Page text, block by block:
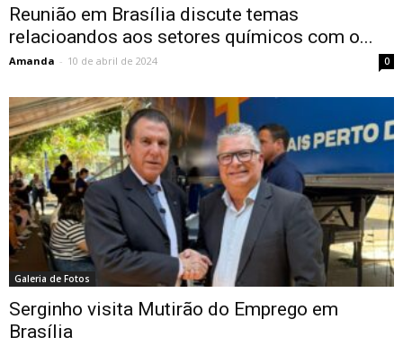
Reunião em Brasília discute temas
relacioandos aos setores químicos com o...
Amanda - 10 de abril de 2024 0
Galeria de Fotos
Serginho visita Mutirão do Emprego em
Brasília